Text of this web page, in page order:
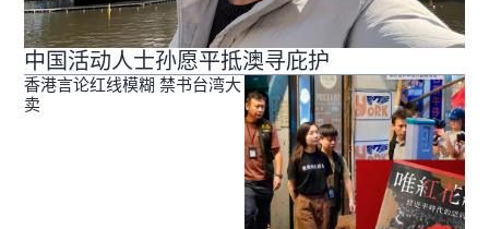
中国活动人士孙愿平抵澳寻庇护
香港言论红线模糊 禁书台湾大
卖